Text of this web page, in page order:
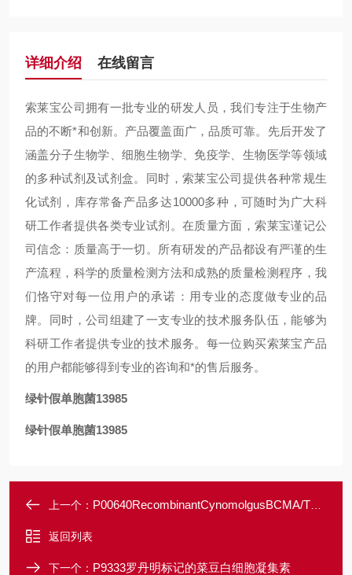
详细介绍 在线留言
索莱宝公司拥有一批专业的研发人员，我们专注于生物产
品的不断*和创新。产品覆盖面广，品质可靠。先后开发了
涵盖分子生物学、细胞生物学、免疫学、生物医学等领域
的多种试剂及试剂盒。同时，索莱宝公司提供各种常规生
化试剂，库存常备产品多达10000多种，可随时为广大科
研工作者提供各类专业试剂。在质量方面，索莱宝谨记公
司信念：质量高于一切。所有研发的产品都设有严谨的生
产流程，科学的质量检测方法和成熟的质量检测程序，我
们恪守对每一位用户的承诺：用专业的态度做专业的品
牌。同时，公司组建了一支专业的技术服务队伍，能够为
科研工作者提供专业的技术服务。每一位购买索莱宝产品
的用户都能够得到专业的咨询和*的售后服务。
绿针假单胞菌13985
绿针假单胞菌13985
上一个： P00640RecombinantCynomolgusBCMA/TNFRSF17
返回列表
下一个： P9333罗丹明标记的菜豆白细胞凝集素